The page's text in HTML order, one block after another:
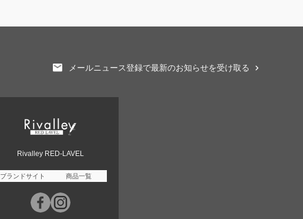
メールニュース登録で最新のお知らせを受け取る
Rivalley RED-LAVEL
ブランドサイト 商品一覧